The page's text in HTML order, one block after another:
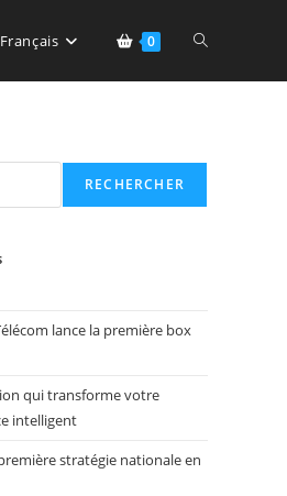
Français 0 Toggle
search
RECHERCHER
lance la première box
qui transforme votre
intelligent
stratégie nationale en